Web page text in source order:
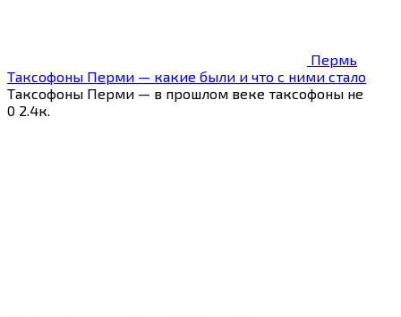
Пермь
Таксофоны Перми — какие были и что с ними стало
Таксофоны Перми — в прошлом веке таксофоны не
0 2.4к.